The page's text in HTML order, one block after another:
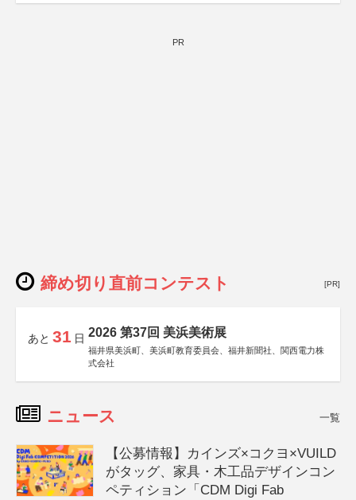
PR
締め切り直前コンテスト [PR]
あと 31 日 2026 第37回 美浜美術展
福井県美浜町、美浜町教育委員会、福井新聞社、関西電力株
式会社
ニュース 一覧
【公募情報】カインズ×コクヨ×VUILD
がタッグ、家具・木工品デザインコン
ペティション「CDM Digi Fab